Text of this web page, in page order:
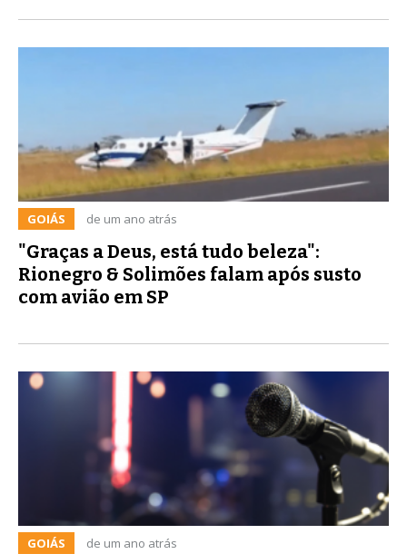
GOIÁS de um ano atrás
"Graças a Deus, está tudo beleza":
Rionegro & Solimões falam após susto
com avião em SP
GOIÁS de um ano atrás